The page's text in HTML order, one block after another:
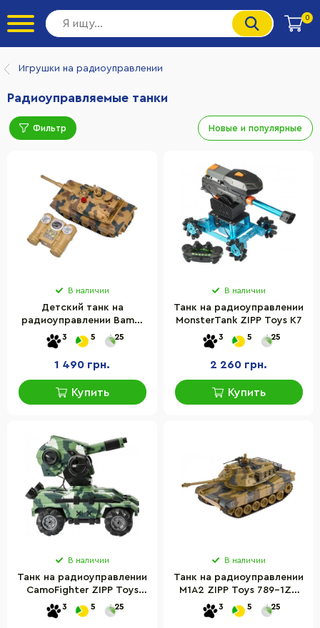
0
Игрушки на радиоуправлении
Радиоуправляемые танки
Фильтр Новые и популярные
В наличии
Детский танк на
радиоуправлении Bambi
778-1 на аккумуляторе
3 5 25
1 490 грн.
Купить
В наличии
Танк на радиоуправлении
MonsterTank ZIPP Toys K7
3 5 25
2 260 грн.
Купить
В наличии
Танк на радиоуправлении
CamoFighter ZIPP Toys
T109S
3 5 25
В наличии
Танк на радиоуправлении
M1A2 ZIPP Toys 789-1ZT
USA, 1:18
3 5 25